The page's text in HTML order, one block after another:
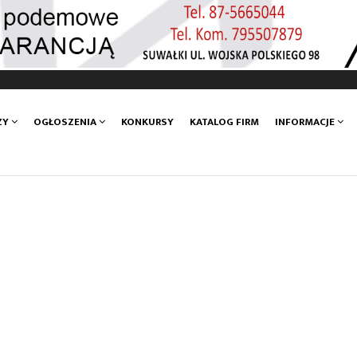
OGŁOSZENIA KONKURSY KATALOG FIRM INFORMACJE